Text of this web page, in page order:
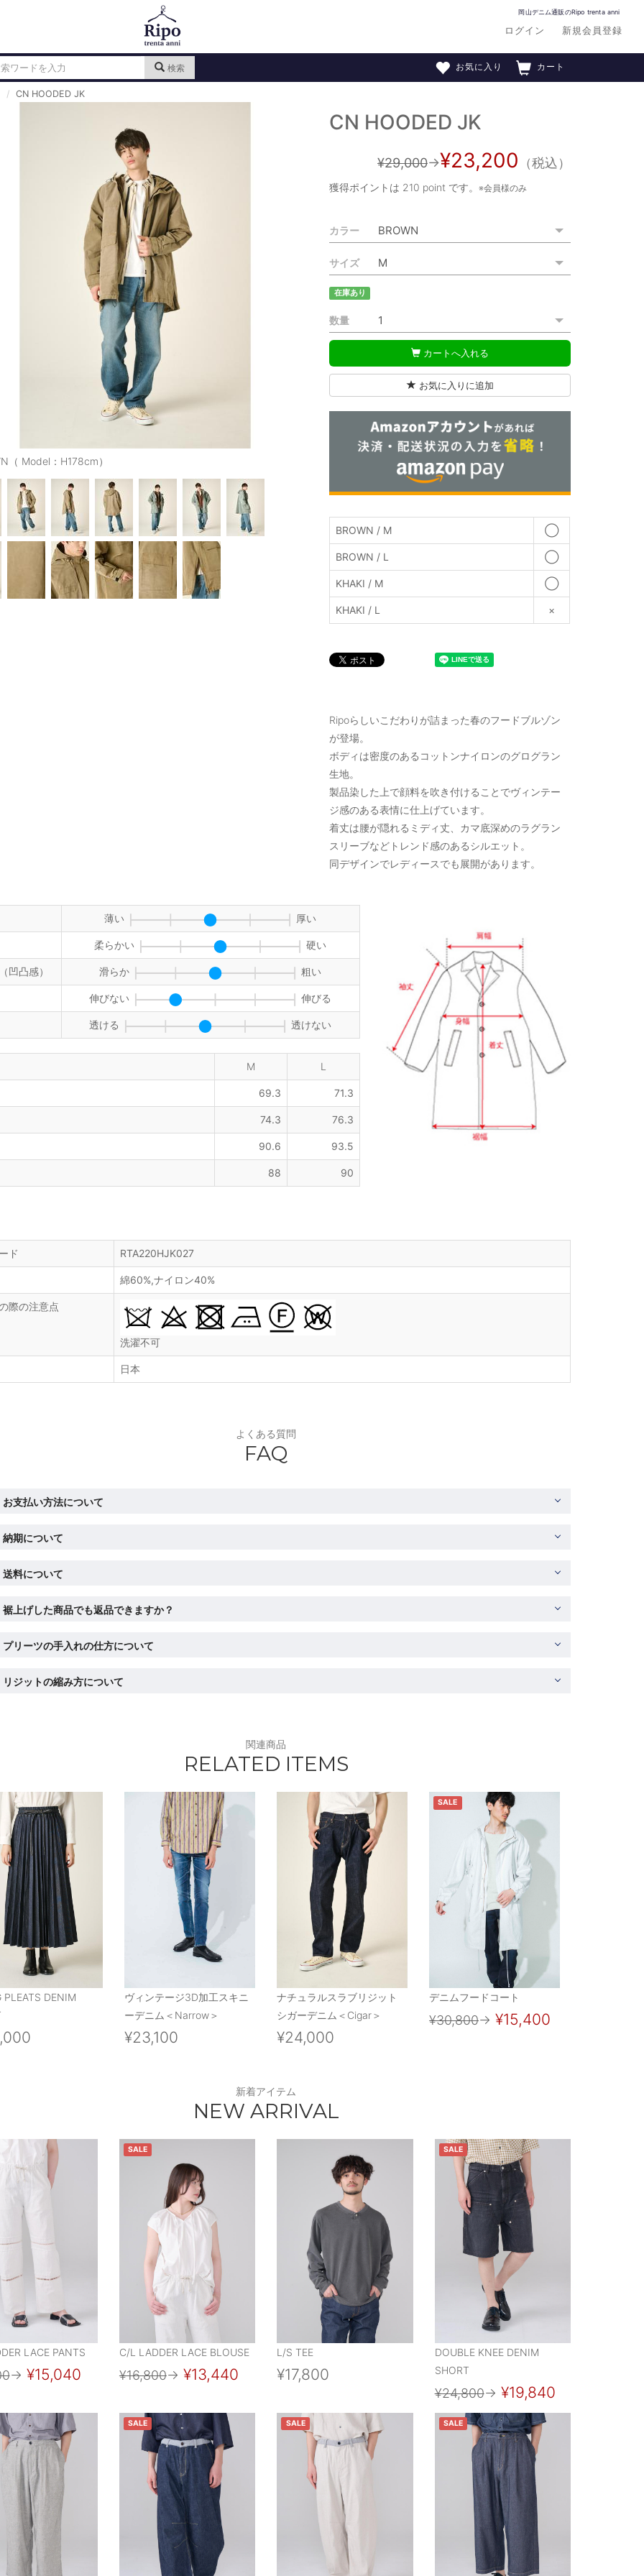
岡山デニム通販のRipo trenta anni
ログイン 新規会員登録
検索 カート
お気に入り
CN HOODED JK
（ Model：H178cm）
CN HOODED JK
¥29,000→¥23,200 （税込）
獲得ポイントは 210 point です。※会員様のみ
カラー
サイズ
在庫あり
数量
カートへ入れる
お気に入りに追加
BROWN / M ◯
BROWN / L ◯
KHAKI / M ◯
KHAKI / L ×
Ripoらしいこだわりが詰まった春のフードブルゾン
が登場。
ボディは密度のあるコットンナイロンのグログラン
生地。
製品染した上で顔料を吹き付けることでヴィンテー
ジ感のある表情に仕上げています。
着丈は腰が隠れるミディ丈、カマ底深めのラグラン
スリーブなどトレンド感のあるシルエット。
同デザインでレディースでも展開があります。
薄い 厚い
柔らかい 硬い
凹凸感） 滑らか 粗い
伸びない 伸びる
透ける 透けない
M L
69.3 71.3
74.3 76.3
90.6 93.5
88 90
ド RTA220HJK027
綿60%,ナイロン40%
際の注意点
洗濯不可
日本
よくある質問
FAQ
お支払い方法について
納期について
送料について
裾上げした商品でも返品できますか？
プリーツの手入れの仕方について
リジットの縮み方について
関連商品
RELATED ITEMS
PLEATS DENIM
ヴィンテージ3D加工スキニ
ーデニム＜Narrow＞
¥23,100
ナチュラルスラブリジット
シガーデニム＜Cigar＞
¥24,000
SALE
デニムフードコート
¥30,800→ ¥15,400
新着アイテム
NEW ARRIVAL
LACE PANTS
→ ¥15,040
SALE
C/L LADDER LACE BLOUSE
¥16,800→ ¥13,440
L/S TEE
¥17,800
SALE
DOUBLE KNEE DENIM
SHORT
¥24,800→ ¥19,840
SALE SALE SALE